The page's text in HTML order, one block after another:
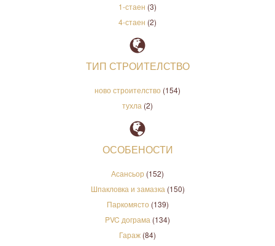
1-стаен (3)
4-стаен (2)
ТИП СТРОИТЕЛСТВО
ново строителство (154)
тухла (2)
ОСОБЕНОСТИ
Асансьор (152)
Шпакловка и замазка (150)
Паркомясто (139)
PVC дограма (134)
Гараж (84)